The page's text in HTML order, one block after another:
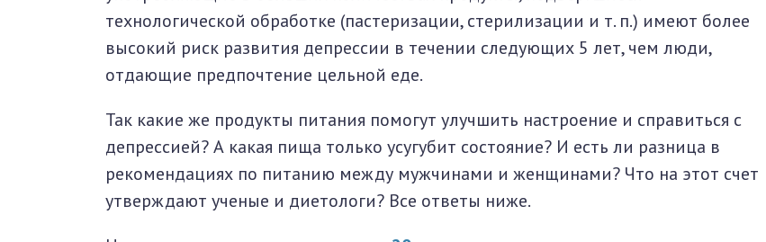
технологической обработке (пастеризации, стерилизации и т. п.) имеют более
высокий риск развития депрессии в течении следующих 5 лет, чем люди,
отдающие предпочтение цельной еде.
Так какие же продукты питания помогут улучшить настроение и справиться с
депрессией? А какая пища только усугубит состояние? И есть ли разница в
рекомендациях по питанию между мужчинами и женщинами? Что на этот счет
утверждают ученые и диетологи? Все ответы ниже.